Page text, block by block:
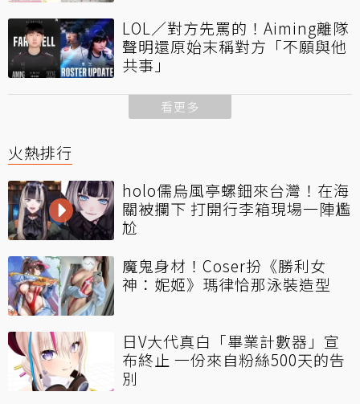
LOL／對方先罵的！Aiming離隊
聲明還原始末稱對方「不願與他
共事」
看更多
火熱排行
holo儒烏風亭螺鈿來台灣！在海
關被攔下 打開行李箱現場一陣尷
尬
魔鬼身材！Coser扮《勝利女
神：妮姬》瑪律恰那泳裝造型
日V大代真白「畢業計數器」宣
布終止 一份來自粉絲500天的告
別